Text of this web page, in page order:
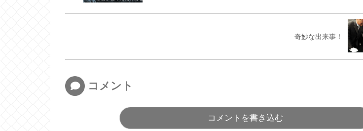
奇妙な出来事！
コメント
コメントを書き込む